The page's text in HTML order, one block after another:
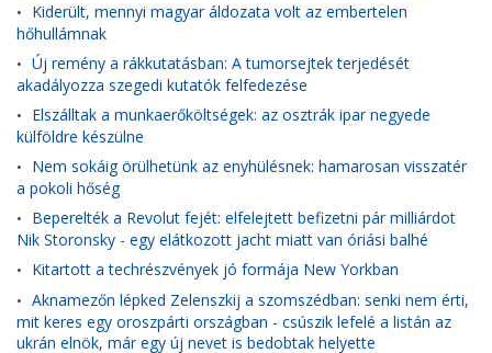
• Kiderült, mennyi magyar áldozata volt az embertelen
hőhullámnak
• Új remény a rákkutatásban: A tumorsejtek terjedését
akadályozza szegedi kutatók felfedezése
• Elszálltak a munkaerőköltségek: az osztrák ipar negyede
külföldre készülne
• Nem sokáig örülhetünk az enyhülésnek: hamarosan visszatér
a pokoli hőség
• Beperelték a Revolut fejét: elfelejtett befizetni pár milliárdot
Nik Storonsky - egy elátkozott jacht miatt van óriási balhé
• Kitartott a techrészvények jó formája New Yorkban
• Aknamezőn lépked Zelenszkij a szomszédban: senki nem érti,
mit keres egy oroszpárti országban - csúszik lefelé a listán az
ukrán elnök, már egy új nevet is bedobtak helyette